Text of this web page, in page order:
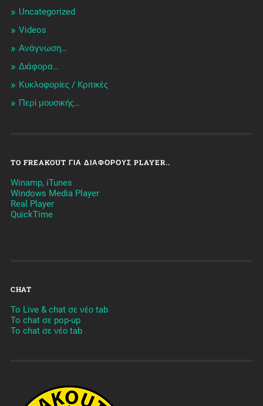
Uncategorized
Videos
Ανάγνωση…
Διάφορα…
Κυκλοφορίες / Kριτικές
Περί μουσικής…
TO FREAKOUT ΓΙΑ ΔΙΆΦΟΡΟΥΣ PLAYER..
Winamp, iTunes
Windows Media Player
Real Player
QuickTime
CHAT
To Live & chat σε νέο tab
To chat σε pop-up
To chat σε νέο tab